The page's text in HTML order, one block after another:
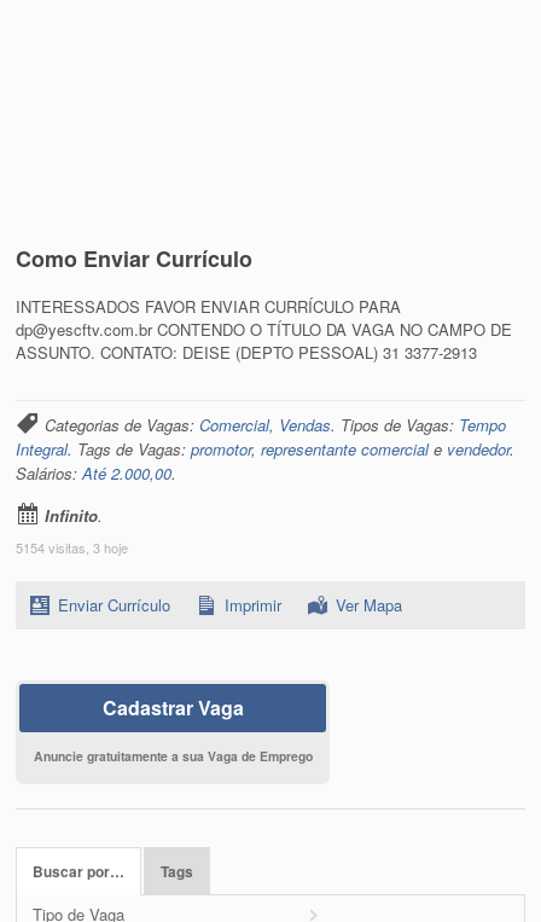
Como Enviar Currículo
INTERESSADOS FAVOR ENVIAR CURRÍCULO PARA
dp@yescftv.com.br CONTENDO O TÍTULO DA VAGA NO CAMPO DE
ASSUNTO. CONTATO: DEISE (DEPTO PESSOAL) 31 3377-2913
Categorias de Vagas:Comercial, Vendas. Tipos de Vagas: Tempo
Integral. Tags de Vagas:promotor,representante comerciale vendedor.
Salários:Até 2.000,00.
Infinito.
5154 visitas, 3 hoje
Enviar Currículo Imprimir Ver Mapa
Cadastrar Vaga
Anuncie gratuitamente a sua Vaga de Emprego
Buscar por… Tags
Tipo de Vaga